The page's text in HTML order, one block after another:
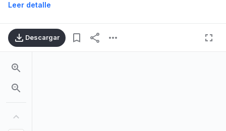
Leer detalle
Descargar